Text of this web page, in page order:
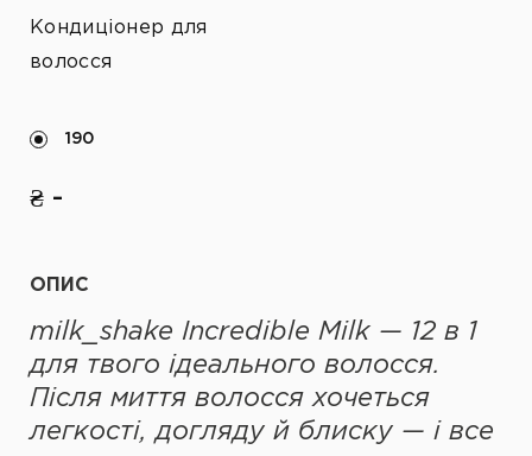
Кондиціонер для
волосся
190
₴ -
ОПИС
milk_shake Incredible Milk — 12 в 1
для твого ідеального волосся.
Після миття волосся хочеться
легкості, догляду й блиску — і все